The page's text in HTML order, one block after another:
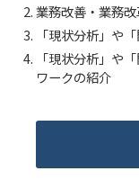
業務改善・業務
「現状分析」や
「現状分析」や
ワークの紹介